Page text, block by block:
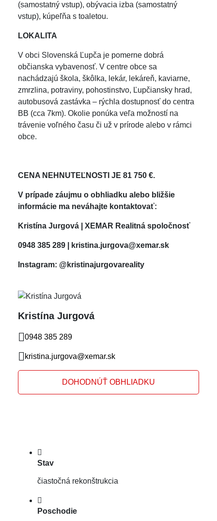
(samostatný vstup), obývacia izba (samostatný
vstup), kúpeľňa s toaletou.
LOKALITA
V obci Slovenská Ľupča je pomerne dobrá
občianska vybavenosť. V centre obce sa
nachádzajú škola, škôlka, lekár, lekáreň, kaviarne,
zmrzlina, potraviny, pohostinstvo, Ľupčiansky hrad,
autobusová zastávka – rýchla dostupnosť do centra
BB (cca 7km). Okolie ponúka veľa možností na
trávenie voľného času či už v prírode alebo v rámci
obce.
CENA NEHNUTEĽNOSTI JE 81750€.
V prípade záujmu o obhliadku alebo bližšie
informácie ma neváhajte kontaktovať:
Kristína Jurgová | XEMAR Realitná spoločnosť
0948 385 289 | kristina.jurgova@xemar.sk
Instagram: @kristinajurgovareality
Kristína Jurgová
0948 385 289
kristina.jurgova@xemar.sk
DOHODNÚŤ OBHLIADKU
Stav
čiastočná rekonštrukcia
Poschodie